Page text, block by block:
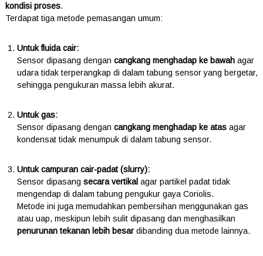
kondisi proses.
Terdapat tiga metode pemasangan umum:
Untuk fluida cair:
Sensor dipasang dengan cangkang menghadap ke bawahagar
udara tidak terperangkap di dalam tabung sensor yang bergetar,
sehingga pengukuran massa lebih akurat.
Untuk gas:
Sensor dipasang dengan cangkang menghadap ke atasagar
kondensat tidak menumpuk di dalam tabung sensor.
Untuk campuran cair-padat (slurry):
Sensor dipasang secara vertikal agar partikel padat tidak
mengendap di dalam tabung pengukur gaya Coriolis.
Metode ini juga memudahkan pembersihan menggunakan gas
atau uap, meskipun lebih sulit dipasang dan menghasilkan
penurunan tekanan lebih besardibanding dua metode lainnya.